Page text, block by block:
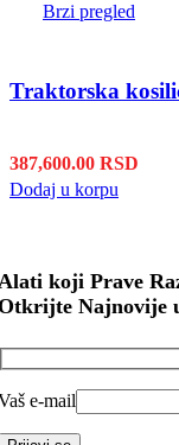
Brzi pregled
Traktorska
387,600.00 RSD
Dodaj u korpu
koji Prave
Najnovije
e-mail